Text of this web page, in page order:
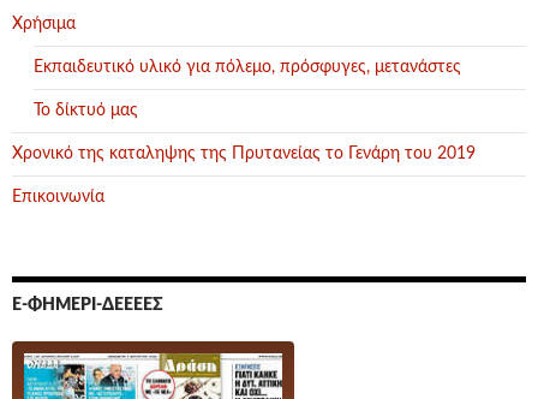
Χρήσιμα
Εκπαιδευτικό υλικό για πόλεμο, πρόσφυγες, μετανάστες
Το δίκτυό μας
Χρονικό της καταληψης της Πρυτανείας το Γενάρη του 2019
Επικοινωνία
Ε-ΦΗΜΕΡΊ-ΔΕΕΕΕΣ